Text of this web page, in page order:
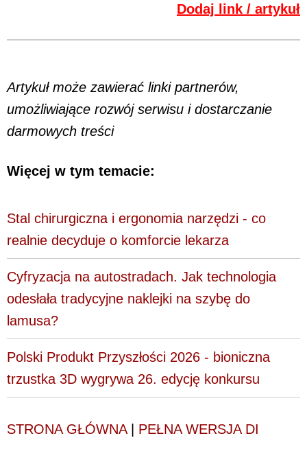
Dodaj link / artykuł
Artykuł może zawierać linki partnerów,
umożliwiające rozwój serwisu i dostarczanie
darmowych treści
Więcej w tym temacie:
Stal chirurgiczna i ergonomia narzędzi - co
realnie decyduje o komforcie lekarza
Cyfryzacja na autostradach. Jak technologia
odesłała tradycyjne naklejki na szybę do
lamusa?
Polski Produkt Przyszłości 2026 - bioniczna
trzustka 3D wygrywa 26. edycję konkursu
STRONA GŁÓWNA| PEŁNA WERSJA DI